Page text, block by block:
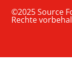
©2025 Source
Rechte